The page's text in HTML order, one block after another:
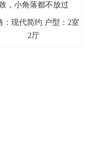
，小角落都不放过
：现代简约 户型：2室
2厅